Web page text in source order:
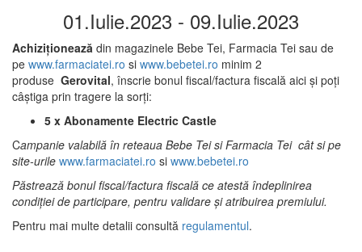
01.Iulie.2023 - 09.Iulie.2023
Achiziționează din magazinele Bebe Tei, Farmacia Tei sau de
pe www.farmaciatei.ro si www.bebetei.ro minim 2
produse Gerovital, înscrie bonul fiscal/factura fiscală aici și poți
câștiga prin tragere la sorți:
5 x Abonamente Electric Castle
Campanie valabilă în reteaua Bebe Tei si Farmacia Tei cât si pe
site-urile www.farmaciatei.ro si www.bebetei.ro
Păstrează bonul fiscal/factura fiscală ce atestă îndeplinirea
condiției de participare, pentru validare și atribuirea premiului.
Pentru mai multe detalii consultă regulamentul.